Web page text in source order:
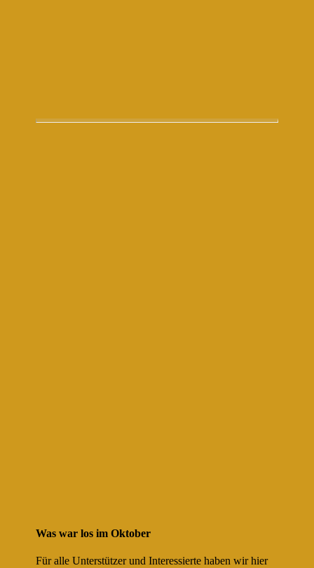
Was war los im Oktober
Für alle Unterstützer und Interessierte haben wir hier